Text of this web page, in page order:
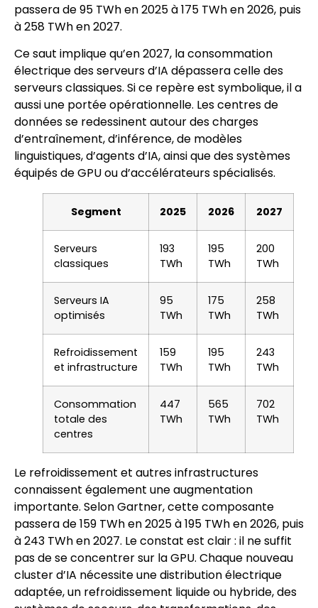
passera de 95 TWh en 2025 à 175 TWh en 2026, puis
à 258 TWh en 2027.
Ce saut implique qu’en 2027, la consommation
électrique des serveurs d’IA dépassera celle des
serveurs classiques. Si ce repère est symbolique, il a
aussi une portée opérationnelle. Les centres de
données se redessinent autour des charges
d’entraînement, d’inférence, de modèles
linguistiques, d’agents d’IA, ainsi que des systèmes
équipés de GPU ou d’accélérateurs spécialisés.
Segment 2025 2026 2027
Serveurs
classiques
193
TWh
195
TWh
200
TWh
Serveurs IA
optimisés
95
TWh
175
TWh
258
TWh
Refroidissement
et infrastructure
159
TWh
195
TWh
243
TWh
Consommation
totale des
centres
447
TWh
565
TWh
702
TWh
Le refroidissement et autres infrastructures
connaissent également une augmentation
importante. Selon Gartner, cette composante
passera de 159 TWh en 2025 à 195 TWh en 2026, puis
à 243 TWh en 2027. Le constat est clair : il ne suffit
pas de se concentrer sur la GPU. Chaque nouveau
cluster d’IA nécessite une distribution électrique
adaptée, un refroidissement liquide ou hybride, des